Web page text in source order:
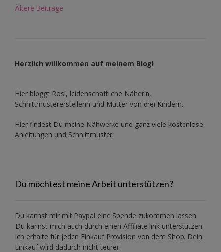
Beitragsnavigation
Ältere Beiträge
Herzlich willkommen auf meinem Blog!
Hier bloggt Rosi, leidenschaftliche Näherin,
Schnittmustererstellerin und Mutter von drei Kindern.
Hier findest Du meine Nähwerke und ganz viele kostenlose
Anleitungen und Schnittmuster.
Du möchtest meine Arbeit unterstützen?
Du kannst mir mit Paypal eine Spende zukommen lassen.
Du kannst mich auch durch einen Affiliate link unterstützen.
Ich erhalte für jeden Einkauf Provision von dem Shop. Dein
Einkauf wird dadurch nicht teurer.